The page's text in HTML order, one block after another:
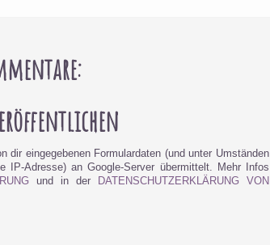
eingegebenen Formulardaten (und unter Umständen
IP-Adresse) an Google-Server übermittelt. Mehr Infos
und in der
DATENSCHUTZERKLÄRUNG VON